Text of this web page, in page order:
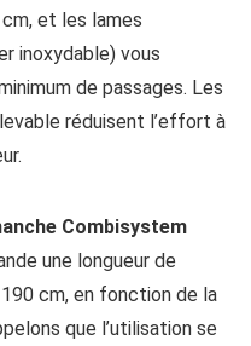
et les lames
inoxydable) vous
de passages. Les
réduisent l’effort à
Combisystem
une longueur de
cm, en fonction de la
que l’utilisation se